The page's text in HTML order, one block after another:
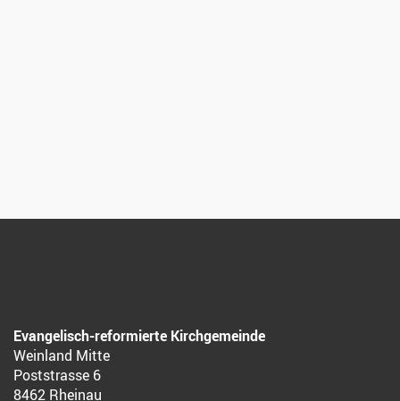
Evangelisch-reformierte Kirchgemeinde
Weinland Mitte
Poststrasse 6
8462 Rheinau